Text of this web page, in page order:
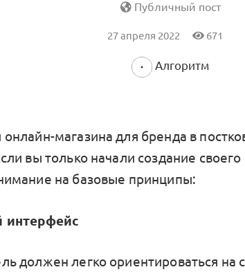
Публичный пост
27 апреля 2022 671
Алгоритм
магазина для бренда в
вы только начали создание
на базовые принципы:
интерфейс
должен легко ориентироваться на